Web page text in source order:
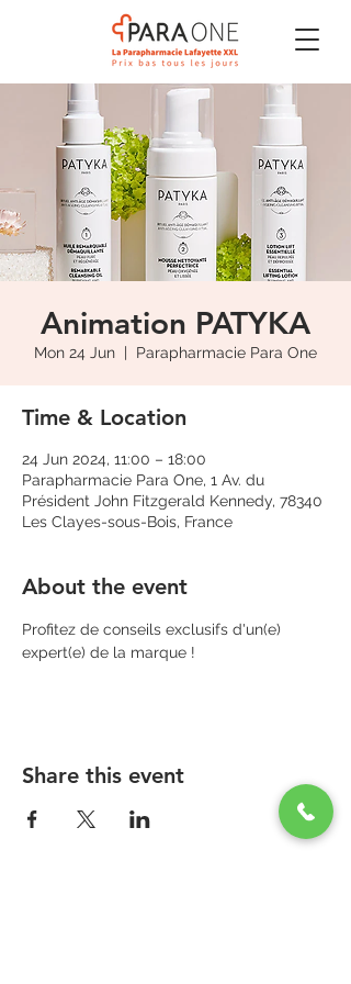
Animation PATYKA
Mon 24 Jun
  |
Parapharmacie Para One
Time & Location
24 Jun 2024, 11:00 – 18:00
Parapharmacie Para One, 1 Av. du
Président John Fitzgerald Kennedy, 78340
Les Clayes-sous-Bois, France
About the event
Profitez de conseils exclusifs d'un(e)
expert(e) de la marque !
Share this event